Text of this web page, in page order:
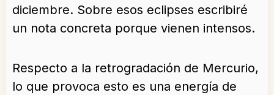
diciembre. Sobre esos eclipses escribiré
un nota concreta porque vienen intensos.
Respecto a la retrogradación de Mercurio,
lo que provoca esto es una energía de